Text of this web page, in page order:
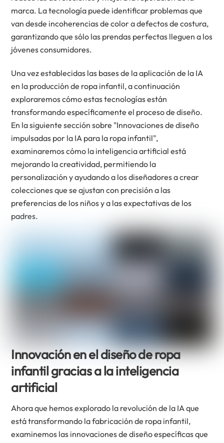
marca. La tecnología puede identificar problemas que
van desde incoherencias de color a defectos de costura,
garantizando que sólo las prendas perfectas lleguen a los
jóvenes consumidores.
Una vez establecidas las bases de la aplicación de la IA
en la producción de ropa infantil, a continuación
exploraremos cómo estas tecnologías están
transformando específicamente el proceso de diseño.
En la siguiente sección sobre "Innovaciones de diseño
impulsadas por la IA para la ropa infantil",
examinaremos cómo la inteligencia artificial está
mejorando la creatividad, permitiendo la
personalización y ayudando a los diseñadores a crear
colecciones que se ajustan con precisión a las
preferencias de los niños y a las expectativas de los
padres.
Innovación en el diseño de ropa
infantil gracias a la inteligencia
artificial
Ahora que hemos explorado la revolución de la IA que
está transformando la fabricación de ropa infantil,
examinemos las innovaciones de diseño específicas que